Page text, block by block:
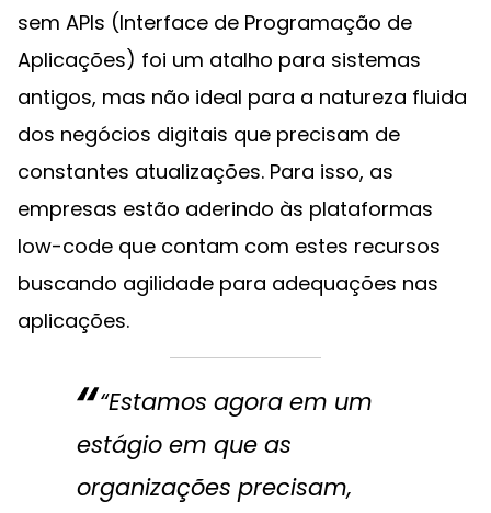
sem APIs (Interface de Programação de
Aplicações) foi um atalho para sistemas
antigos, mas não ideal para a natureza fluida
dos negócios digitais que precisam de
constantes atualizações. Para isso, as
empresas estão aderindo às plataformas
low-code que contam com estes recursos
buscando agilidade para adequações nas
aplicações.
“Estamos agora em um
estágio em que as
organizações precisam,